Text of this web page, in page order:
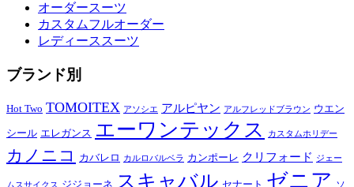
オーダースーツ
カスタムフルオーダー
レディーススーツ
ブランド別
Hot Two TOMOITEX アソシエ アルピヤン アルフレッドブラウン ウエン
シール エレガンス エーワンテックス カスタムホリデー
カノニコ カバレロ カルロバルベラ カンポーレ クリフォード ジェー
ジジョーネ スキャバル セナート ゼニア